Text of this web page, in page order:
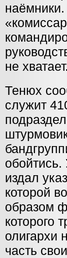
не хватает.
Тенюх
служит
издал
которой
образом
которого
олигархи
часть